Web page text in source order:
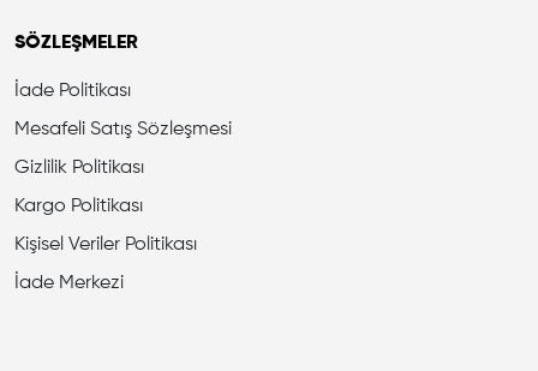
SÖZLEŞMELER
İade Politikası
Mesafeli Satış Sözleşmesi
Gizlilik Politikası
Kargo Politikası
Kişisel Veriler Politikası
İade Merkezi